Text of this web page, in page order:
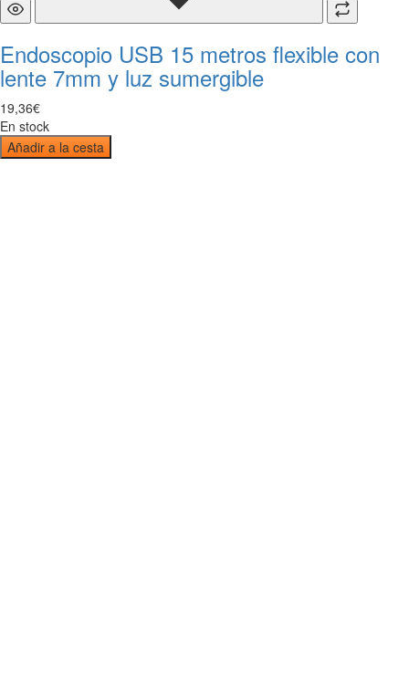
Endoscopio USB 15 metros flexible con
lente 7mm y luz sumergible
19,36€
En stock
Añadir a la cesta